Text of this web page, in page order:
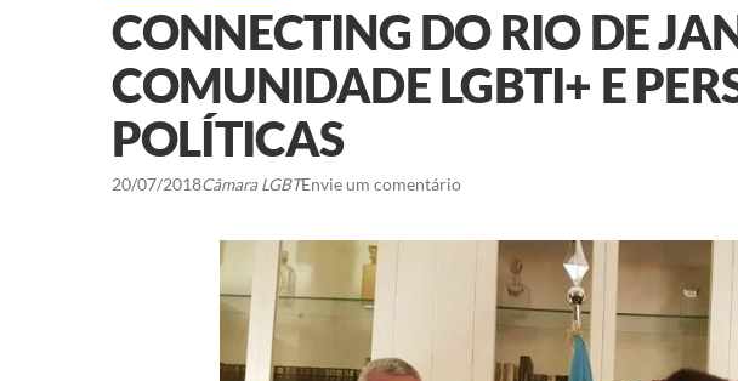
CONNECTING DO RIO DE
COMUNIDADE LGBTI+ E
POLÍTICAS
20/07/2018Câmara LGBTEnvie um comentário